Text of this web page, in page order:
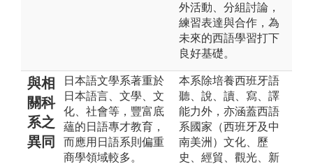
外活動、分組討論，
練習表達與合作，為
未來的西語學習打下
良好基礎。
與相
關科
系之
異同
日本語文學系著重於
日本語言、文學、文
化、社會等，豐富底
蘊的日語專才教育，
而應用日語系則偏重
商學領域較多。
本系除培養西班牙語
聽、說、讀、寫、譯
能力外，亦涵蓋西語
系國家（西班牙及中
南美洲）文化、歷
史、經貿、觀光、新